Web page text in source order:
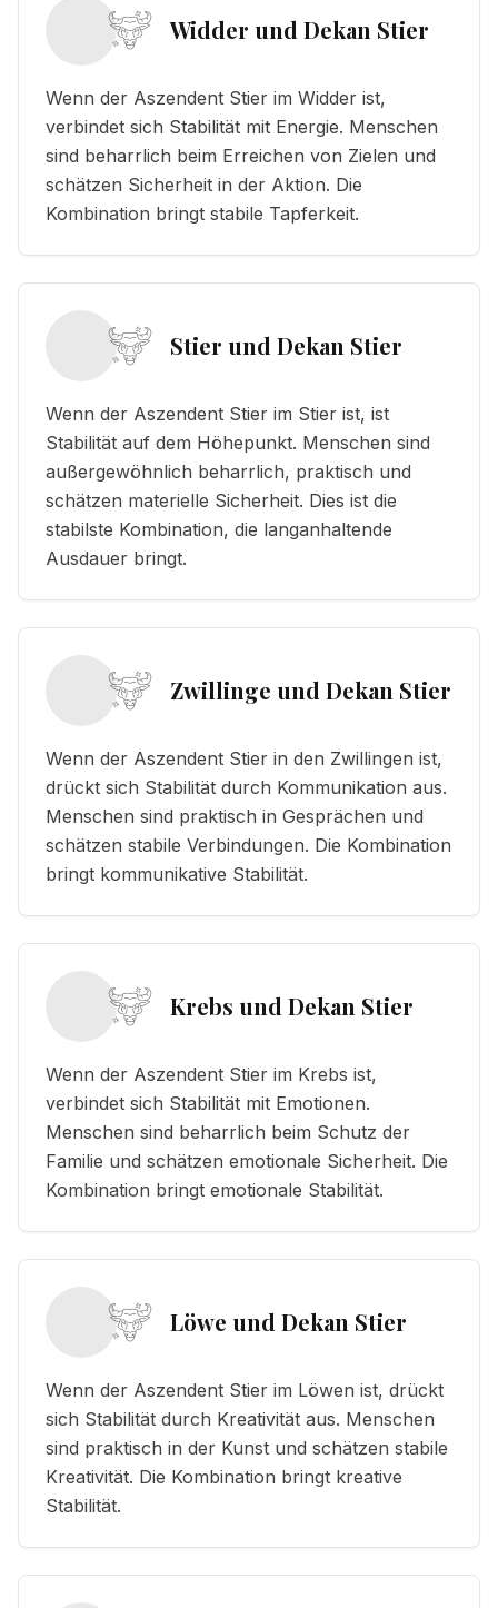
Widder und Dekan Stier
Wenn der Aszendent Stier im Widder ist,
verbindet sich Stabilität mit Energie. Menschen
sind beharrlich beim Erreichen von Zielen und
schätzen Sicherheit in der Aktion. Die
Kombination bringt stabile Tapferkeit.
Stier und Dekan Stier
Wenn der Aszendent Stier im Stier ist, ist
Stabilität auf dem Höhepunkt. Menschen sind
außergewöhnlich beharrlich, praktisch und
schätzen materielle Sicherheit. Dies ist die
stabilste Kombination, die langanhaltende
Ausdauer bringt.
Zwillinge und Dekan Stier
Wenn der Aszendent Stier in den Zwillingen ist,
drückt sich Stabilität durch Kommunikation aus.
Menschen sind praktisch in Gesprächen und
schätzen stabile Verbindungen. Die Kombination
bringt kommunikative Stabilität.
Krebs und Dekan Stier
Wenn der Aszendent Stier im Krebs ist,
verbindet sich Stabilität mit Emotionen.
Menschen sind beharrlich beim Schutz der
Familie und schätzen emotionale Sicherheit. Die
Kombination bringt emotionale Stabilität.
Löwe und Dekan Stier
Wenn der Aszendent Stier im Löwen ist, drückt
sich Stabilität durch Kreativität aus. Menschen
sind praktisch in der Kunst und schätzen stabile
Kreativität. Die Kombination bringt kreative
Stabilität.